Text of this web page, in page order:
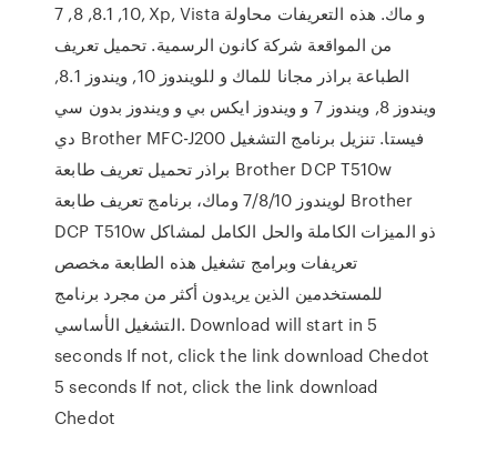
10, 8.1, 8, 7, Xp, Vista و ماك. هذه التعريفات محاولة
من المواقعة شركة كانون الرسمية. تحميل تعريف
الطباعة براذر مجانا للماك و للويندوز 10, ويندوز 8.1,
ويندوز 8, ويندوز 7 و ويندوز ايكس بي و ويندوز بدون سي
دي Brother MFC-J200 فيستا. تنزيل برنامج التشغيل
براذر تحميل تعريف طابعة Brother DCP T510w
لويندوز 7/8/10 وماك، برنامج تعريف طابعة Brother
DCP T510w ذو الميزات الكاملة والحل الكامل لمشاكل
تعريفات وبرامج تشغيل هذه الطابعة مخصص
للمستخدمين الذين يريدون أكثر من مجرد برنامج
التشغيل الأساسي. Download will start in 5
seconds If not, click the link download Chedot
5 seconds If not, click the link download
Chedot